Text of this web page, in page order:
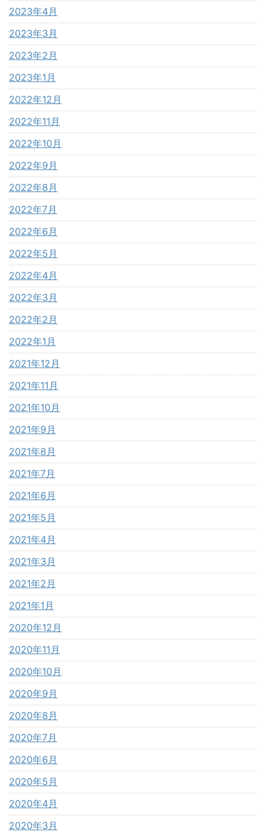
2023年4月
2023年3月
2023年2月
2023年1月
2022年12月
2022年11月
2022年10月
2022年9月
2022年8月
2022年7月
2022年6月
2022年5月
2022年4月
2022年3月
2022年2月
2022年1月
2021年12月
2021年11月
2021年10月
2021年9月
2021年8月
2021年7月
2021年6月
2021年5月
2021年4月
2021年3月
2021年2月
2021年1月
2020年12月
2020年11月
2020年10月
2020年9月
2020年8月
2020年7月
2020年6月
2020年5月
2020年4月
2020年3月